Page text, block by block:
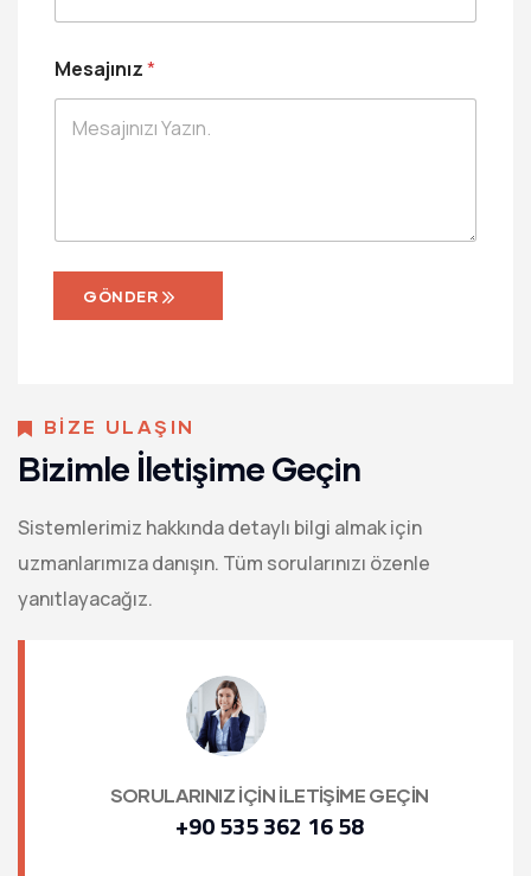
f
n
ı
z
Mesajınız*
GÖNDER
BİZE ULAŞIN
Bizimle İletişime Geçin
Sistemlerimiz hakkında detaylı bilgi almak için
uzmanlarımıza danışın. Tüm sorularınızı özenle
yanıtlayacağız.
SORULARINIZ İÇİN İLETİŞİME GEÇİN
+90 535 362 16 58